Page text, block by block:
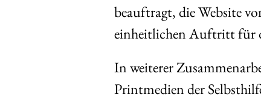
beauftragt, die Website
einheitlichen Auftritt für
In weiterer
Printmedien der